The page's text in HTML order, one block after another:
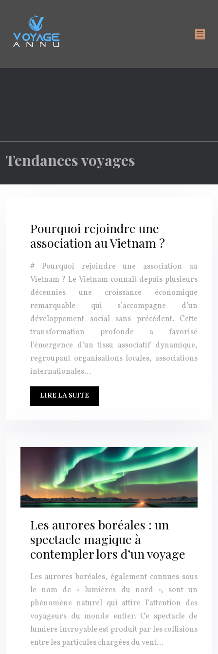
Tendances voyages
Pourquoi rejoindre une
association au Vietnam ?
# Pourquoi rejoindre une association au
Vietnam ? Le Vietnam connaît depuis plusieurs
décennies une croissance économique
remarquable qui s’accompagne d’un
développement social sans précédent. Cette
transformation profonde a favorisé
l’émergence d’un tissu associatif dynamique,
regroupant organisations locales, associations
internationales…
LIRE LA SUITE
Les aurores boréales : un
spectacle magique à
contempler lors d’un voyage
Les aurores boréales, également connues sous
le nom de « lumières du nord », sont un
phénomène naturel qui attire l’attention des
voyageurs du monde entier. Ce spectacle de
lumière incroyable est produit par les collisions
entre les particules chargées du vent…